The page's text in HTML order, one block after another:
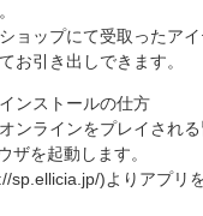
ョップにて受取ったア
お引き出しできます。
ンストールの仕方
ンラインをプレイされる
ザを起動します。
sp.ellicia.jp/)よりアプリ